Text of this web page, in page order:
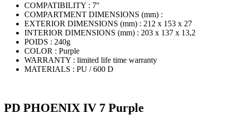
COMPATIBILITY : 7''
COMPARTMENT DIMENSIONS (mm) :
EXTERIOR DIMENSIONS (mm) : 212 x 153 x 27
INTERIOR DIMENSIONS (mm) : 203 x 137 x 13,2
POIDS : 240g
COLOR : Purple
WARRANTY : limited life time warranty
MATERIALS : PU / 600 D
PD PHOENIX IV 7 Purple